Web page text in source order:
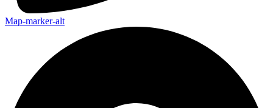
Map-marker-alt